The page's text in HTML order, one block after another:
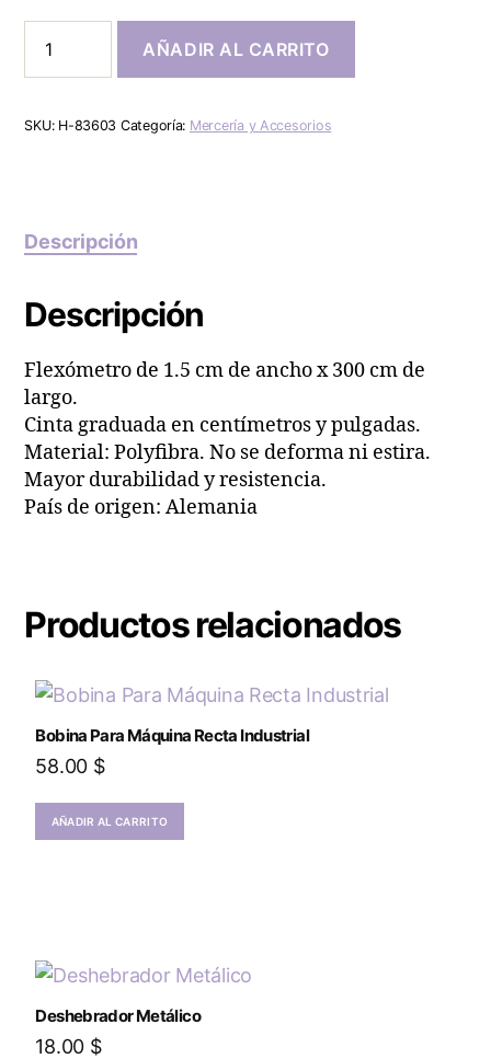
AÑADIR AL CARRITO
SKU: H-83603 Categoría: Mercería y Accesorios
Descripción
Descripción
Flexómetro de 1.5 cm de ancho x 300 cm de
largo.
Cinta graduada en centímetros y pulgadas.
Material: Polyfibra. No se deforma ni estira.
Mayor durabilidad y resistencia.
País de origen: Alemania
Productos relacionados
Bobina Para Máquina Recta Industrial
58.00 $
AÑADIR AL CARRITO
Deshebrador Metálico
18.00 $